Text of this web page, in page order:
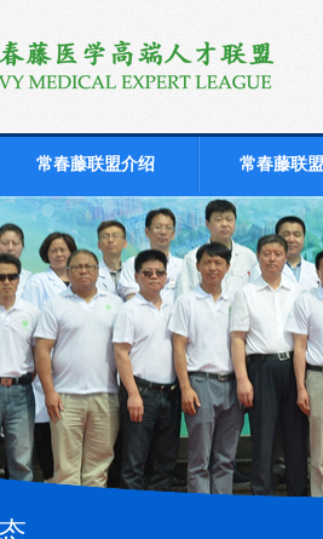
常春藤联盟介绍 常春藤联